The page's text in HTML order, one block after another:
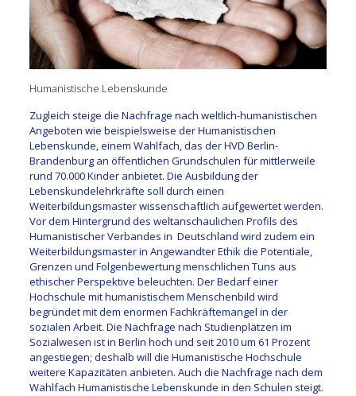
Humanistische Lebenskunde
Zugleich steige die Nachfrage nach weltlich-humanistischen
Angeboten wie beispielsweise der Humanistischen
Lebenskunde, einem Wahlfach, das der HVD Berlin-
Brandenburg an öffentlichen Grundschulen für mittlerweile
rund 70.000 Kinder anbietet. Die Ausbildung der
Lebenskundelehrkräfte soll durch einen
Weiterbildungsmaster wissenschaftlich aufgewertet werden.
Vor dem Hintergrund des weltanschaulichen Profils des
Humanistischer Verbandes in Deutschland wird zudem ein
Weiterbildungsmaster in Angewandter Ethik die Potentiale,
Grenzen und Folgenbewertung menschlichen Tuns aus
ethischer Perspektive beleuchten. Der Bedarf einer
Hochschule mit humanistischem Menschenbild wird
begründet mit dem enormen Fachkräftemangel in der
sozialen Arbeit. Die Nachfrage nach Studienplätzen im
Sozialwesen ist in Berlin hoch und seit 2010 um 61 Prozent
angestiegen; deshalb will die Humanistische Hochschule
weitere Kapazitäten anbieten. Auch die Nachfrage nach dem
Wahlfach Humanistische Lebenskunde in den Schulen steigt.